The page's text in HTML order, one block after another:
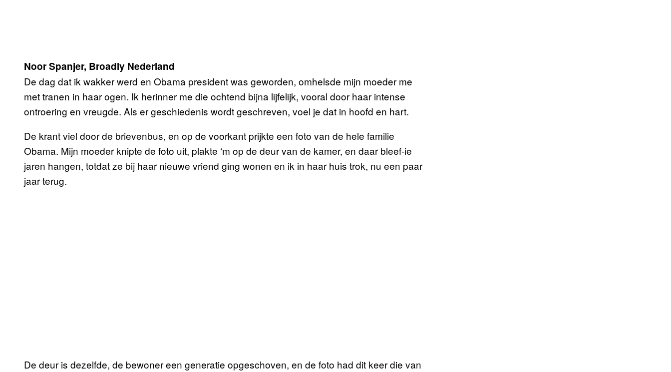
Noor Spanjer, Broadly Nederland
De dag dat ik wakker werd en Obama president was geworden, omhelsde mijn moeder me
met tranen in haar ogen. Ik herinner me die ochtend bijna lijfelijk, vooral door haar intense
ontroering en vreugde. Als er geschiedenis wordt geschreven, voel je dat in hoofd en hart.
De krant viel door de brievenbus, en op de voorkant prijkte een foto van de hele familie
Obama. Mijn moeder knipte de foto uit, plakte ‘m op de deur van de kamer, en daar bleef-ie
jaren hangen, totdat ze bij haar nieuwe vriend ging wonen en ik in haar huis trok, nu een paar
jaar terug.
De deur is dezelfde, de bewoner een generatie opgeschoven, en de foto had dit keer die van